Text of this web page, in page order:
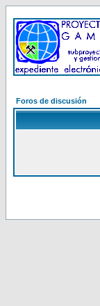
Foros de discusión